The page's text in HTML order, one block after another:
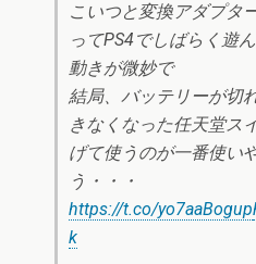
こいつと変換アダプタ
ってPS4でしばらく遊
動きが微妙で
結局、バッテリーが切
きなくなった任天堂ス
げて使うのが一番使い
う・・・
https://t.co/yo7aaBogup
k